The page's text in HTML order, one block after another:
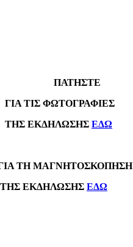
ΠΑΤΗΣΤΕ
ΤΙΣ ΦΩΤΟΓΡΑΦΙΕΣ
ΕΚΔΗΛΩΣΗΣ ΕΔΩ
ΤΗ ΜΑΓΝΗΤΟΣΚΟΠΗΣΗ
ΕΚΔΗΛΩΣΗΣ ΕΔΩ